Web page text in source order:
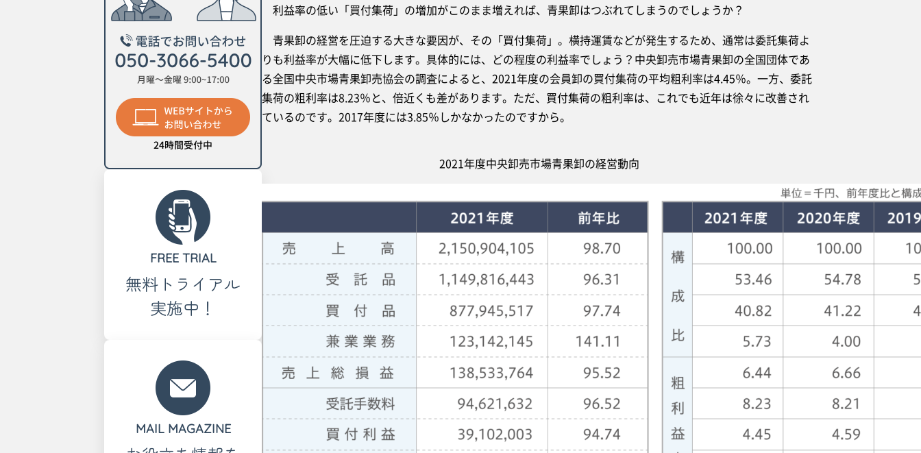
FREE TRIAL
無料トライアル
実施中！
MAIL MAGAZINE
利益率の低い「買付集荷」の増加がこのまま増えれば、青果卸はつぶれてしまうのでしょうか？
青果卸の経営を圧迫する大きな要因が、その「買付集荷」。横持運賃などが発生するため、通常は委託集荷よ
りも利益率が大幅に低下します。具体的には、どの程度の利益率でしょう？中央卸売市場青果卸の全国団体であ
る全国中央市場青果卸売協会の調査によると、2021年度の会員卸の買付集荷の平均粗利率は4.45％。一方、委託
集荷の粗利率は8.23％と、倍近くも差があります。ただ、買付集荷の粗利率は、これでも近年は徐々に改善され
ているのです。2017年度には3.85％しかなかったのですから。
2021年度中央卸売市場青果卸の経営動向